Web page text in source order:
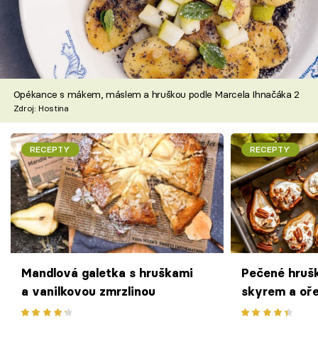
Opékance s mákem, máslem a hruškou podle Marcela Ihnačáka 2
Zdroj: Hostina
RECEPTY
Mandlová galetka s hruškami
a vanilkovou zmrzlinou
RECEPTY
Pečené
skyrem a